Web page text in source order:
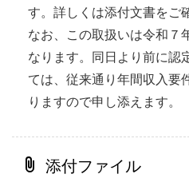
す。詳しくは添付文書をご
なお、この取扱いは令和７
なります。同日より前に認
ては、従来通り年間収入要
りますので申し添えます。
添付ファイル